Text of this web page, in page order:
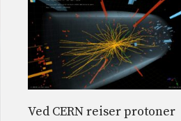
Ved CERN reiser protoner